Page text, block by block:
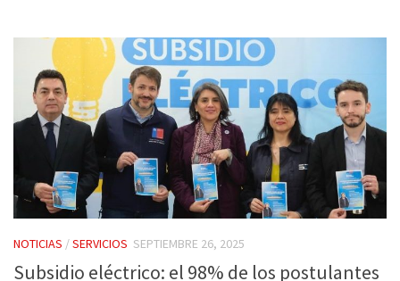
NOTICIAS /SERVICIOS SEPTIEMBRE 26, 2025
Subsidio eléctrico: el 98% de los postulantes